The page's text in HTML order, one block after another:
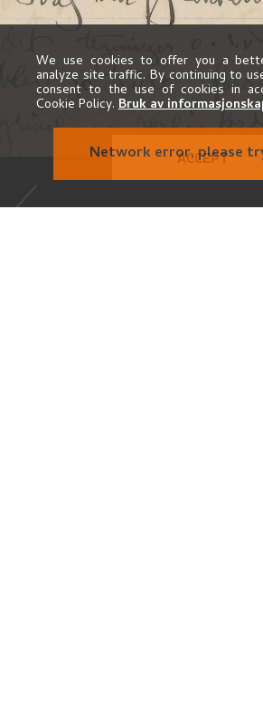
We use cookies to offer you a
analyze site traffic. By continuing to
consent to the use of cookies in
Cookie Policy. Bruk av
ACCEPT